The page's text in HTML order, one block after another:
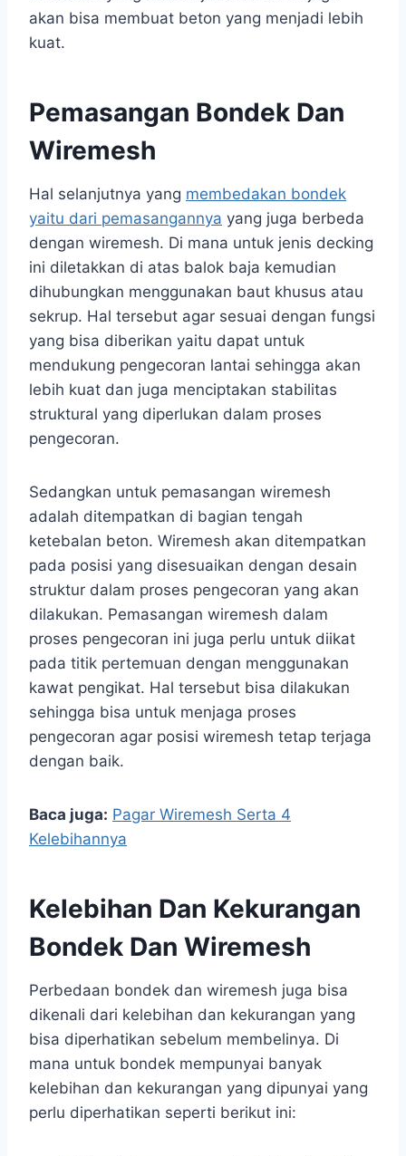
akan bisa membuat beton yang menjadi lebih
kuat.
Pemasangan Bondek Dan
Wiremesh
Hal selanjutnya yang membedakan bondek
yaitu dari pemasangannya yang juga berbeda
dengan wiremesh. Di mana untuk jenis decking
ini diletakkan di atas balok baja kemudian
dihubungkan menggunakan baut khusus atau
sekrup. Hal tersebut agar sesuai dengan fungsi
yang bisa diberikan yaitu dapat untuk
mendukung pengecoran lantai sehingga akan
lebih kuat dan juga menciptakan stabilitas
struktural yang diperlukan dalam proses
pengecoran.
Sedangkan untuk pemasangan wiremesh
adalah ditempatkan di bagian tengah
ketebalan beton. Wiremesh akan ditempatkan
pada posisi yang disesuaikan dengan desain
struktur dalam proses pengecoran yang akan
dilakukan. Pemasangan wiremesh dalam
proses pengecoran ini juga perlu untuk diikat
pada titik pertemuan dengan menggunakan
kawat pengikat. Hal tersebut bisa dilakukan
sehingga bisa untuk menjaga proses
pengecoran agar posisi wiremesh tetap terjaga
dengan baik.
Baca juga: Pagar Wiremesh Serta 4
Kelebihannya
Kelebihan Dan Kekurangan
Bondek Dan Wiremesh
Perbedaan bondek dan wiremesh juga bisa
dikenali dari kelebihan dan kekurangan yang
bisa diperhatikan sebelum membelinya. Di
mana untuk bondek mempunyai banyak
kelebihan dan kekurangan yang dipunyai yang
perlu diperhatikan seperti berikut ini: